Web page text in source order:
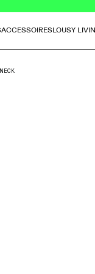
ACCESSOIRESLOUSY LIVIN